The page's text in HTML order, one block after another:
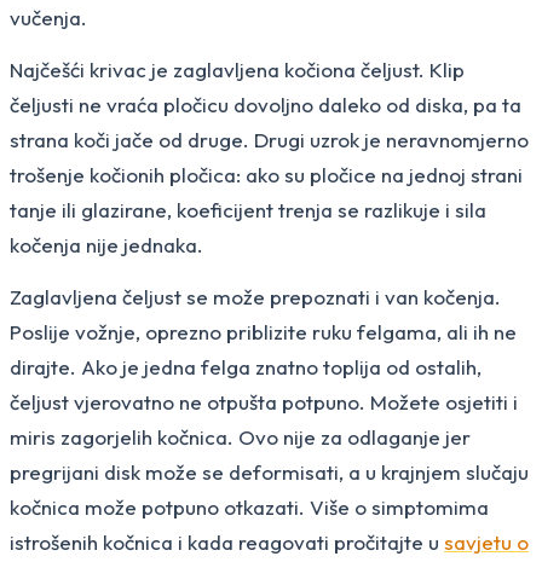
vučenja.
Najčešći krivac je zaglavljena kočiona čeljust. Klip
čeljusti ne vraća pločicu dovoljno daleko od diska, pa ta
strana koči jače od druge. Drugi uzrok je neravnomjerno
trošenje kočionih pločica: ako su pločice na jednoj strani
tanje ili glazirane, koeficijent trenja se razlikuje i sila
kočenja nije jednaka.
Zaglavljena čeljust se može prepoznati i van kočenja.
Poslije vožnje, oprezno priblizite ruku felgama, ali ih ne
dirajte. Ako je jedna felga znatno toplija od ostalih,
čeljust vjerovatno ne otpušta potpuno. Možete osjetiti i
miris zagorjelih kočnica. Ovo nije za odlaganje jer
pregrijani disk može se deformisati, a u krajnjem slučaju
kočnica može potpuno otkazati. Više o simptomima
istrošenih kočnica i kada reagovati pročitajte u savjetu o